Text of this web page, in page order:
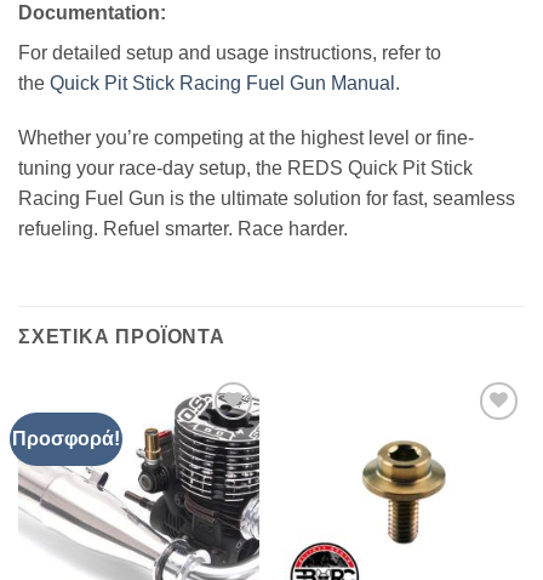
Documentation:
For detailed setup and usage instructions, refer to
the Quick Pit Stick Racing Fuel Gun Manual .
Whether you’re competing at the highest level or fine-
tuning your race-day setup, the REDS Quick Pit Stick
Racing Fuel Gun is the ultimate solution for fast, seamless
refueling. Refuel smarter. Race harder.
ΣΧΕΤΙΚΆ ΠΡΟΪΌΝΤΑ
Προσφορά!
Πρόσθήκη
στην λίστα
επιθυμιών
επιθυμιών